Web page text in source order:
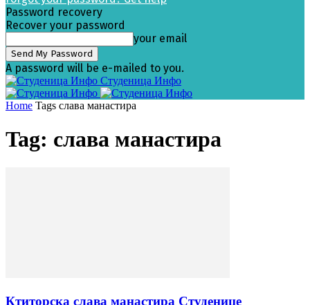
Password recovery
Recover your password
your email
A password will be e-mailed to you.
Студеница Инфо
Home Tags слава манастира
Tag: слава манастира
Ктиторска слава манастира Студенице